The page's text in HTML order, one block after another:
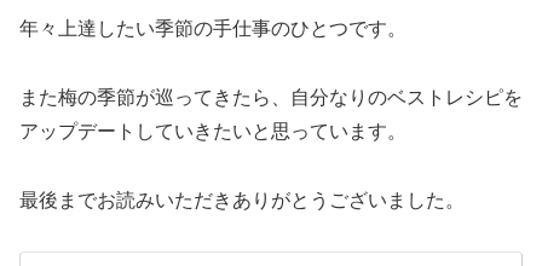
年々上達したい季節の手仕事のひとつです。
また梅の季節が巡ってきたら、自分なりのベストレシピを
アップデートしていきたいと思っています。
最後までお読みいただきありがとうございました。